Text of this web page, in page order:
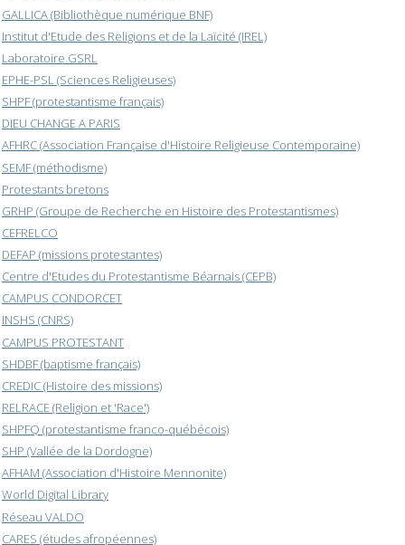
GALLICA (Bibliothèque numérique BNF)
Institut d'Etude des Religions et de la Laïcité (IREL)
Laboratoire GSRL
EPHE-PSL (Sciences Religieuses)
SHPF (protestantisme français)
DIEU CHANGE A PARIS
AFHRC (Association Française d'Histoire Religieuse Contemporaine)
SEMF (méthodisme)
Protestants bretons
GRHP (Groupe de Recherche en Histoire des Protestantismes)
CEFRELCO
DEFAP (missions protestantes)
Centre d'Etudes du Protestantisme Béarnais (CEPB)
CAMPUS CONDORCET
INSHS (CNRS)
CAMPUS PROTESTANT
SHDBF (baptisme français)
CREDIC (Histoire des missions)
RELRACE (Religion et 'Race')
SHPFQ (protestantisme franco-québécois)
SHP (Vallée de la Dordogne)
AFHAM (Association d'Histoire Mennonite)
World Digital Library
Réseau VALDO
CARES (études afropéennes)